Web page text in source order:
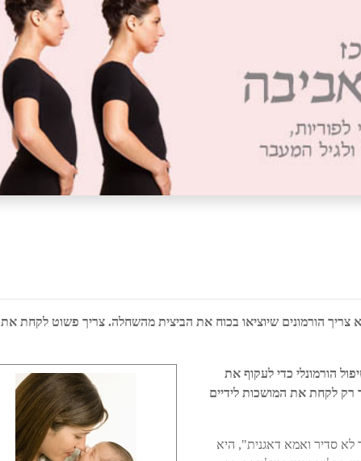
הורמונים שיוציאו בכוח את הביצית מהשחלה. צריך פשוט לקחת את
הורמונלי כדי לעקוף את
רק לקחת את המושכות לידיים
לא סדיר ואמא דאגנית", היא